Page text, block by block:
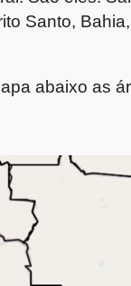
Santo,
abaixo as